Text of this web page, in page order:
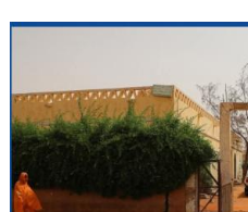
واحتج” كانت موجهة